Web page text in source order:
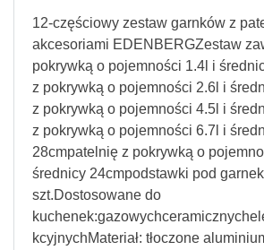
12-częściowy zestaw garnków z
akcesoriami EDENBERGZestaw
pokrywką o pojemności 1.4l i
z pokrywką o pojemności 2.6l i
z pokrywką o pojemności 4.5l i
z pokrywką o pojemności 6.7l i
28cmpatelnię z pokrywką o
średnicy 24cmpodstawki pod
szt.Dostosowane do
kcyjnychMateriał: tłoczone